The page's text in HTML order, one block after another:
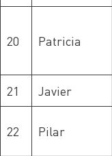
20 Patricia
21
Javier
22 Pilar